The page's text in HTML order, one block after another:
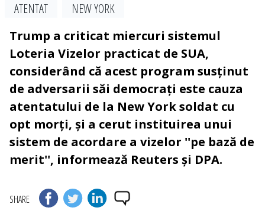
ATENTAT
NEW YORK
Trump a criticat miercuri sistemul
Loteria Vizelor practicat de SUA,
considerând că acest program susținut
de adversarii săi democrați este cauza
atentatului de la New York soldat cu
opt morți, și a cerut instituirea unui
sistem de acordare a vizelor ''pe bază de
merit'', informează Reuters și DPA.
SHARE